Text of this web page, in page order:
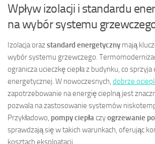
Wpływ izolacji i standardu
na wybór systemu
Izolacja orazstandard energetyczny mają
wybór systemu grzewczego.
ogranicza ucieczkę ciepła z budynku, co
energetycznej. W nowoczesnych, dobrze
zapotrzebowanie na energię cieplną jest
pozwala na zastosowanie systemów
Przykładowo, pompy ciepła czyogrzewanie
sprawdzają się w takich warunkach, oferując
kosztach eksploatacji.